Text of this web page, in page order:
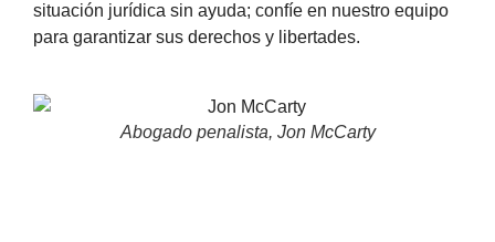
situación jurídica sin ayuda; confíe en nuestro equipo
para garantizar sus derechos y libertades.
Abogado penalista, Jon McCarty